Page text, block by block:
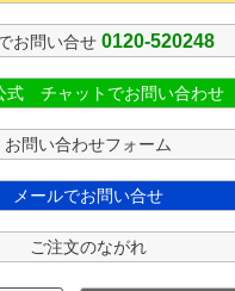
お問い合せ 0120-520248
式 チャットでお問い合わせ
お問い合わせフォーム
メールでお問い合せ
ご注文のながれ